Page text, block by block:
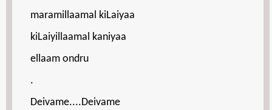
maramillaamal kiLaiyaa
kiLaiyillaamal kaniyaa
ellaam ondru
.
Deivame....Deivame